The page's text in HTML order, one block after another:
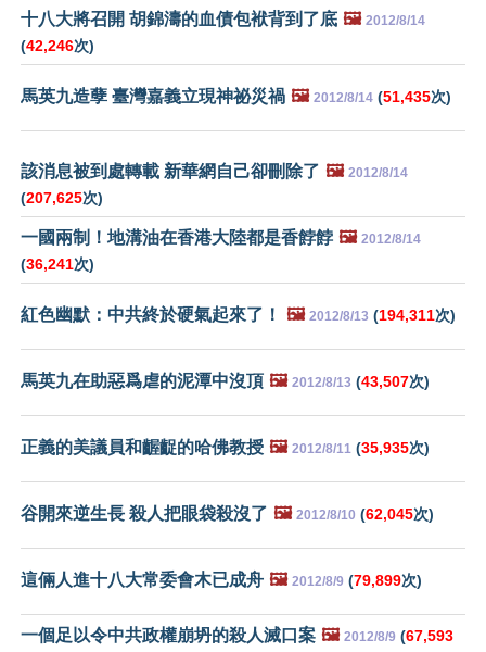
十八大將召開 胡錦濤的血債包袱背到了底 🖼️ 2012/8/14
(42,246次)
馬英九造孽 臺灣嘉義立現神祕災禍 🖼️ 2012/8/14 (51,435次)
該消息被到處轉載 新華網自己卻刪除了 🖼️ 2012/8/14
(207,625次)
一國兩制！地溝油在香港大陸都是香餑餑 🖼️ 2012/8/14
(36,241次)
紅色幽默：中共終於硬氣起來了！ 🖼️ 2012/8/13 (194,311次)
馬英九在助惡爲虐的泥潭中沒頂 🖼️ 2012/8/13 (43,507次)
正義的美議員和齷齪的哈佛教授 🖼️ 2012/8/11 (35,935次)
谷開來逆生長 殺人把眼袋殺沒了 🖼️ 2012/8/10 (62,045次)
這倆人進十八大常委會木已成舟 🖼️ 2012/8/9 (79,899次)
一個足以令中共政權崩坍的殺人滅口案 🖼️ 2012/8/9 (67,593